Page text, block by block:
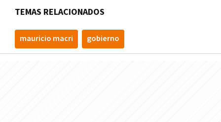
TEMAS RELACIONADOS
mauricio macri gobierno